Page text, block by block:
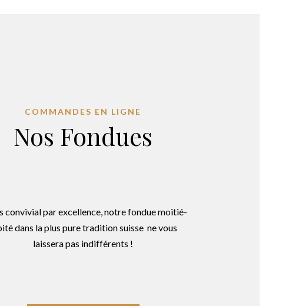
COMMANDES EN LIGNE
Nos Fondues
convivial par excellence, notre fondue moitié-
dans la plus pure tradition suisse ne vous
laissera pas indifférents !